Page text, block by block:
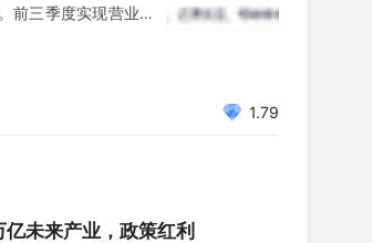
前三季度实现营业收
1.79
未来产业，政策红利